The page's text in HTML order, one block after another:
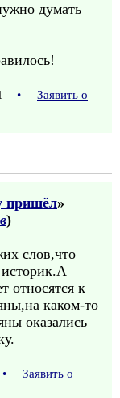
думать
•
Заявить о
пришёл»
)
слов,что
относятся к
каком-то
оказались
•
Заявить о